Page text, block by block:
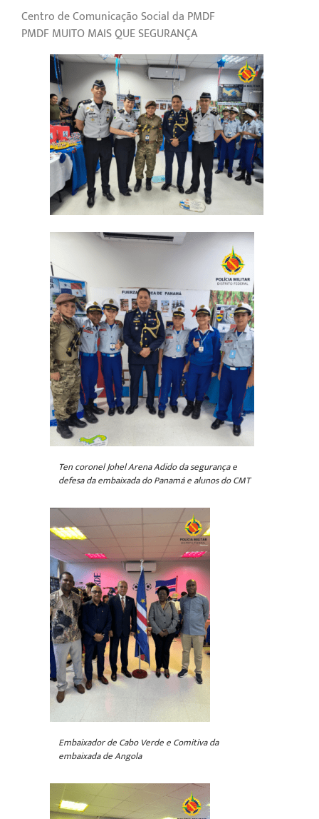
Centro de Comunicação Social da PMDF
PMDF MUITO MAIS QUE SEGURANÇA
Ten coronel Johel Arena Adido da segurança e
defesa da embaixada do Panamá e alunos do CMT
Embaixador de Cabo Verde e Comitiva da
embaixada de Angola